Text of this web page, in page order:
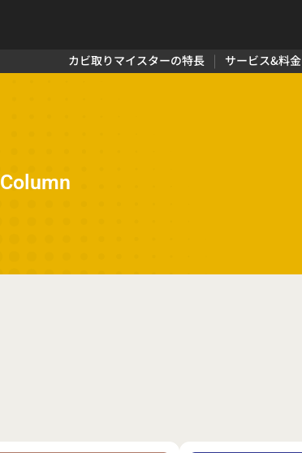
カビ取りマイスターの特長 サービス&料金
Column